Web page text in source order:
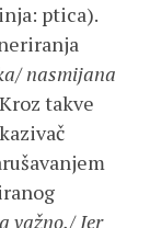
ptica).
nasmijana
takve
važno./ Jer